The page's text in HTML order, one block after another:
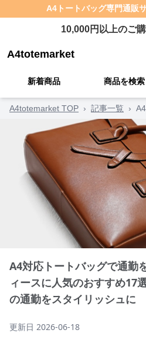
A4トートバッグ専門通販
10,000円以上のご
A4totemarket
新着商品 商品を検索
A4totemarket TOP › 記事一覧 ›
A4対応トートバッグで通勤
ィースに人気のおすすめ17
の通勤をスタイリッシュに
更新日 2026-06-18